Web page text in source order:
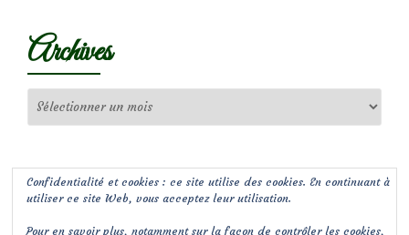
Archives
Confidentialité et cookies : ce site utilise des cookies. En continuant à
utiliser ce site Web, vous acceptez leur utilisation.
Pour en savoir plus, notamment sur la façon de contrôler les cookies,